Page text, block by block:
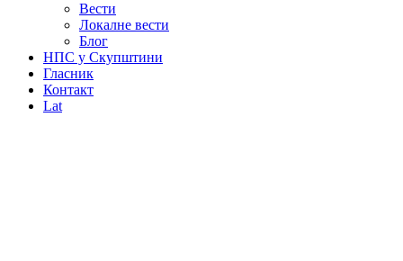
Вести
Локалне вести
Блог
НПС у Скупштини
Гласник
Контакт
Lat